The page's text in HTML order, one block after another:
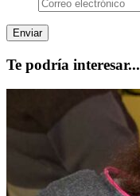
Te podría interesar...